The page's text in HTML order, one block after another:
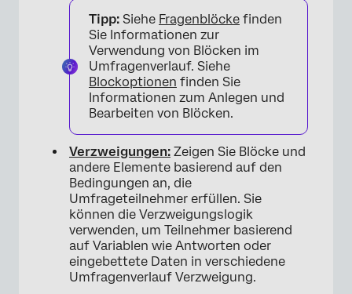
Tipp: Siehe Fragenblöcke finden
Sie Informationen zur
Verwendung von Blöcken im
Umfragenverlauf. Siehe
Blockoptionen finden Sie
Informationen zum Anlegen und
Bearbeiten von Blöcken.
Verzweigungen: Zeigen Sie Blöcke und
andere Elemente basierend auf den
Bedingungen an, die
Umfrageteilnehmer erfüllen. Sie
können die Verzweigungslogik
verwenden, um Teilnehmer basierend
auf Variablen wie Antworten oder
eingebettete Daten in verschiedene
Umfragenverlauf Verzweigung.